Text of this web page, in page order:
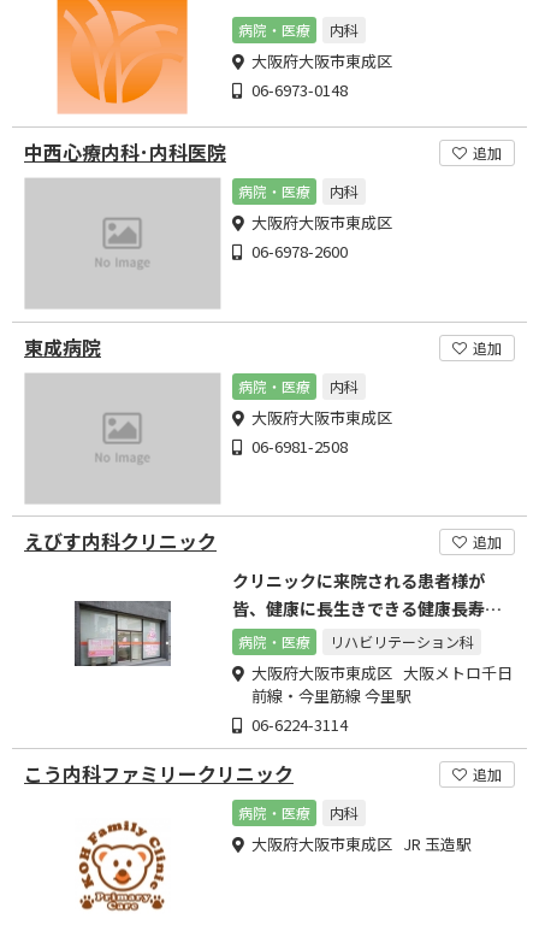
病院・医療 内科
大阪府大阪市東成区
06-6973-0148
中西心療内科･内科医院
追加
病院・医療
内科
大阪府大阪市東成区
06-6978-2600
東成病院
追加
病院・医療
内科
大阪府大阪市東成区
06-6981-2508
えびす内科クリニック 追加
クリニックに来院される患者様が
皆、健康に長生きできる健康長寿を
目指します
病院・医療 リハビリテーション科
大阪府大阪市東成区 大阪メトロ千日
前線・今里筋線 今里駅
06-6224-3114
こう内科ファミリークリニック
追加
病院・医療
内科
大阪府大阪市東成区 JR 玉造駅